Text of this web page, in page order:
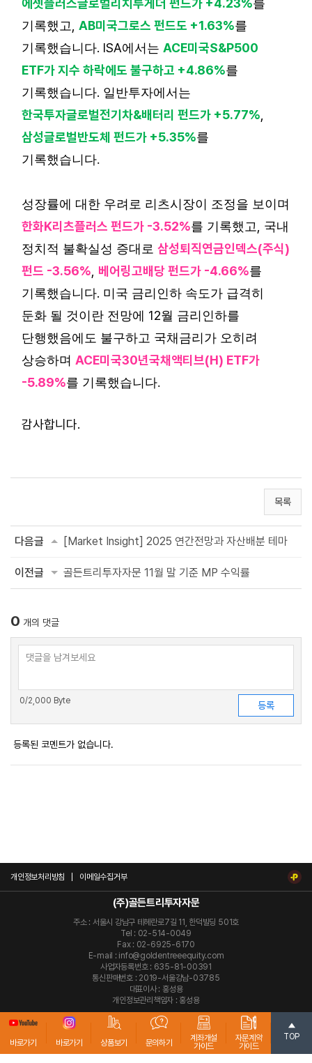
에셋플러스글로벌리치투게더 펀드가 +4.23%를
기록했고 AB미국그로스 펀드도 +1.63%를
기록했습니다. ISA에서는 ACE미국S&P500
ETF가 지수 하락에도 불구하고 +4.86%를
기록했습니다. 일반투자에서는
한국투자글로벌전기차&배터리 펀드가 +5.77%
삼성글로벌반도체 펀드가 +5.35%를
기록했습니다.
성장률에 대한 우려로 리츠시장이 조정을 보이며
한화K리츠플러스 펀드가 -3.52%를 기록했고 국내
정치적 불확실성 증대로 삼성퇴직연금인덱스(주식)
펀드 -3.56% 베어링고배당 펀드가 -4.66%를
기록했습니다. 미국 금리인하 속도가 급격히
둔화 될 것이란 전망에
12월 금리인하를
단행했음에도 불구하고 국채금리가 오히려
상승하며 ACE미국30년국채액티브(H) ETF가
-5.89%를 기록했습니다.
감사합니다.
목록
다음글 [Market Insight] 2025 연간전망과 자산배분 테마
이전글 골든트리투자자문 11월 말 기준 MP 수익률
0 개의 댓글
0/2,000 Byte
등록된 코멘트가 없습니다.
바로가기 바로가기 상품보기 문의하기
계좌개설
가이드
자문계약
가이드
TOP
개인정보처리방침 이메일수집거부
(주)골든트리투자자문
주소 : 서울시 강남구 테헤란로7길 11, 한덕빌딩 501호
Tel : 02-514-0049
Fax : 02-6925-6170
E-mail : info@goldentreeequity.com
사업자등록번호 : 635-81-00391
통신판매번호 : 2019-서울강남-03785
대표이사 : 홍성용
개인정보관리책임자 : 홍성용
Copyright © 2022 Golden Tree Investment Advisory. All rights reserved.
Designed by WebSite.co.kr